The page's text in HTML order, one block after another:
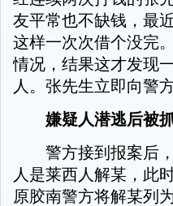
友平常也不缺钱，最
这样一次次借个没完
情况，结果这才发现
人。张先生立即向警
嫌疑人潜逃后被
警方接到报案后，
人是莱西人解某，此
原胶南警方将解某列